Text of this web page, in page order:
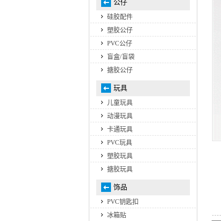
公仔
硅胶配件
塑胶公仔
PVC公仔
盲盒/盲袋
搪胶公仔
玩具
儿童玩具
动漫玩具
卡通玩具
PVC玩具
塑胶玩具
搪胶玩具
饰品
PVC钥匙扣
冰箱贴